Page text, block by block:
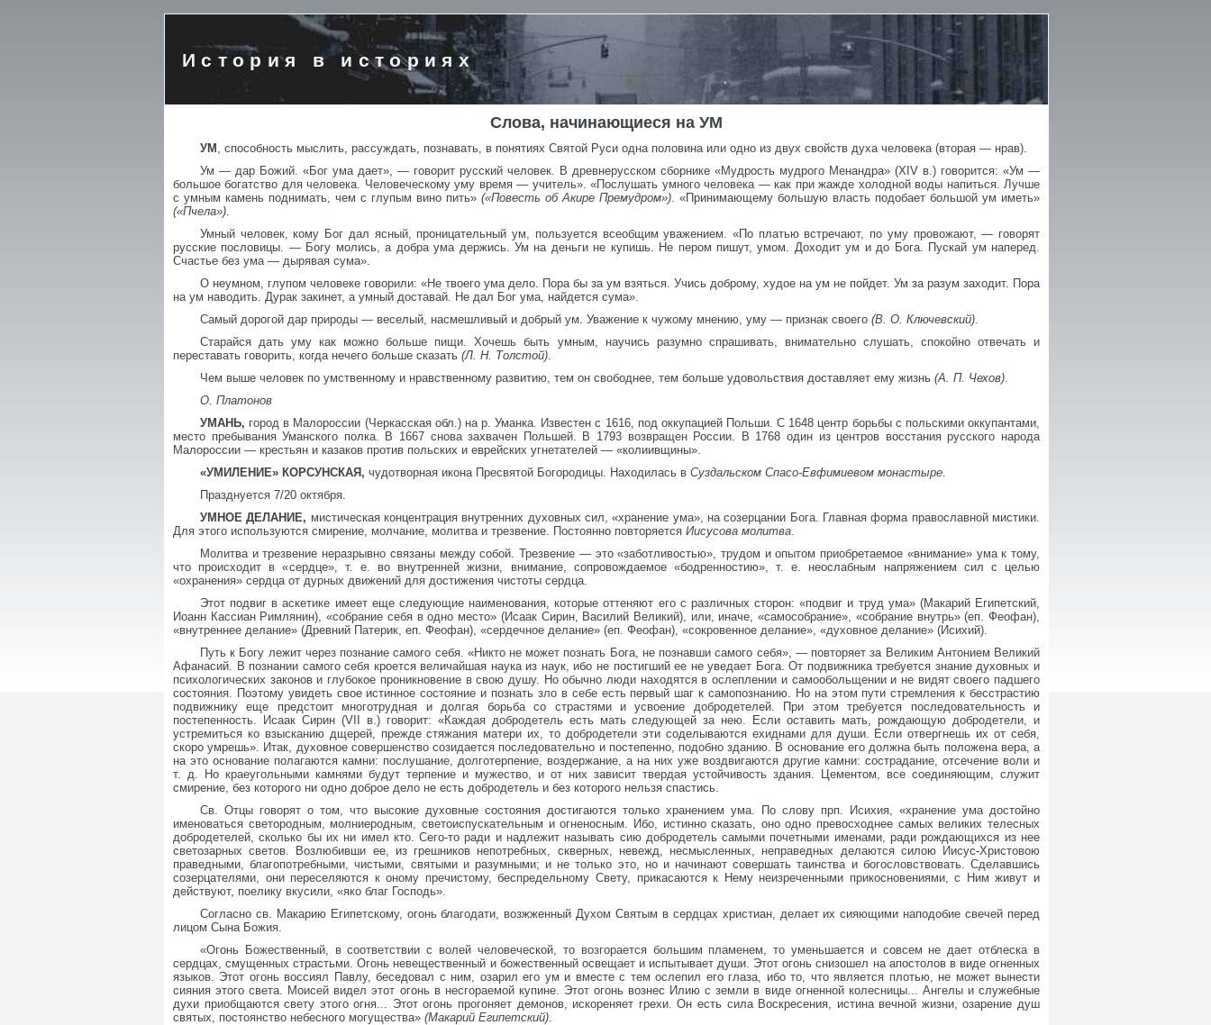
История в историях
Слова, начинающиеся на УМ
УМ , способность мыслить, рассуждать, познавать, в понятиях Святой Руси одна половина или одно из двух свойств духа человека (вторая — нрав).
Ум — дар Божий. «Бог ума дает», — говорит русский человек. В древнерусском сборнике «Мудрость мудрого Менандра» (XIV в.) говорится: «Ум —
большое богатство для человека. Человеческому уму время — учитель». «Послушать умного человека — как при жажде холодной воды напиться. Лучше
с умным камень поднимать, чем с глупым вино пить» («Повесть об Акире Премудром»). «Принимающему большую власть подобает большой ум иметь»
(«Пчела»).
Умный человек, кому Бог дал ясный, проницательный ум, пользуется всеобщим уважением. «По платью встречают, по уму провожают, — говорят
русские пословицы. — Богу молись, а добра ума держись. Ум на деньги не купишь. Не пером пишут, умом. Доходит ум и до Бога. Пускай ум наперед.
Счастье без ума — дырявая сума».
О неумном, глупом человеке говорили: «Не твоего ума дело. Пора бы за ум взяться. Учись доброму, худое на ум не пойдет. Ум за разум заходит. Пора
на ум наводить. Дурак закинет, а умный доставай. Не дал Бог ума, найдется сума».
Самый дорогой дар природы — веселый, насмешливый и добрый ум. Уважение к чужому мнению, уму — признак своего (В. О. Ключевский).
Старайся дать уму как можно больше пищи. Хочешь быть умным, научись разумно спрашивать, внимательно слушать, спокойно отвечать и
переставать говорить, когда нечего больше сказать (Л. Н. Толстой).
Чем выше человек по умственному и нравственному развитию, тем он свободнее, тем больше удовольствия доставляет ему жизнь (А. П. Чехов).
О. Платонов
УМАНЬ, город в Малороссии (Черкасская обл.) на р. Уманка. Известен с 1616, под оккупацией Польши. С 1648 центр борьбы с польскими оккупантами,
место пребывания Уманского полка. В 1667 снова захвачен Польшей. В 1793 возвращен России. В 1768 один из центров восстания русского народа
Малороссии — крестьян и казаков против польских и еврейских угнетателей — «колиивщины».
«УМИЛЕНИЕ» КОРСУНСКАЯ, чудотворная икона Пресвятой Богородицы. Находилась в Суздальском Спасо-Евфимиевом монастыре.
Празднуется 7/20 октября.
УМНОЕ ДЕЛАНИЕ, мистическая концентрация внутренних духовных сил, «хранение ума», на созерцании Бога. Главная форма православной мистики.
Для этого используются смирение, молчание, молитва и трезвение. Постоянно повторяется Иисусова молитва.
Молитва и трезвение неразрывно связаны между собой. Трезвение — это «заботливостью», трудом и опытом приобретаемое «внимание» ума к тому,
что происходит в «сердце», т. е. во внутренней жизни, внимание, сопровождаемое «бодренностию», т. е. неослабным напряжением сил с целью
«охранения» сердца от дурных движений для достижения чистоты сердца.
Этот подвиг в аскетике имеет еще следующие наименования, которые оттеняют его с различных сторон: «подвиг и труд ума» (Макарий Египетский,
Иоанн Кассиан Римлянин), «собрание себя в одно место» (Исаак Сирин, Василий Великий), или, иначе, «самособрание», «собрание внутрь» (еп. Феофан),
«внутреннее делание» (Древний Патерик, еп. Феофан), «сердечное делание» (еп. Феофан), «сокровенное делание», «духовное делание» (Исихий).
Путь к Богу лежит через познание самого себя. «Никто не может познать Бога, не познавши самого себя», — повторяет за Великим Антонием Великий
Афанасий. В познании самого себя кроется величайшая наука из наук, ибо не постигший ее не уведает Бога. От подвижника требуется знание духовных и
психологических законов и глубокое проникновение в свою душу. Но обычно люди находятся в ослеплении и самообольщении и не видят своего падшего
состояния. Поэтому увидеть свое истинное состояние и познать зло в себе есть первый шаг к самопознанию. Но на этом пути стремления к бесстрастию
подвижнику еще предстоит многотрудная и долгая борьба со страстями и усвоение добродетелей. При этом требуется последовательность и
постепенность. Исаак Сирин (VII в.) говорит: «Каждая добродетель есть мать следующей за нею. Если оставить мать, рождающую добродетели, и
устремиться ко взысканию дщерей, прежде стяжания матери их, то добродетели эти соделываются ехиднами для души. Если отвергнешь их от себя,
скоро умрешь». Итак, духовное совершенство созидается последовательно и постепенно, подобно зданию. В основание его должна быть положена вера, а
на это основание полагаются камни: послушание, долготерпение, воздержание, а на них уже воздвигаются другие камни: сострадание, отсечение воли и
т. д. Но краеугольными камнями будут терпение и мужество, и от них зависит твердая устойчивость здания. Цементом, все соединяющим, служит
смирение, без которого ни одно доброе дело не есть добродетель и без которого нельзя спастись.
Св. Отцы говорят о том, что высокие духовные состояния достигаются только хранением ума. По слову прп. Исихия, «хранение ума достойно
именоваться светородным, молниеродным, светоиспускательным и огненосным. Ибо, истинно сказать, оно одно превосходнее самых великих телесных
добродетелей, сколько бы их ни имел кто. Сего-то ради и надлежит называть сию добродетель самыми почетными именами, ради рождающихся из нее
светозарных светов. Возлюбивши ее, из грешников непотребных, скверных, невежд, несмысленных, неправедных делаются силою Иисус-Христовою
праведными, благопотребными, чистыми, святыми и разумными; и не только это, но и начинают совершать таинства и богословствовать. Сделавшись
созерцателями, они переселяются к оному пречистому, беспредельному Свету, прикасаются к Нему неизреченными прикосновениями, с Ним живут и
действуют, поелику вкусили, «яко благ Господь».
Согласно св. Макарию Египетскому, огонь благодати, возжженный Духом Святым в сердцах христиан, делает их сияющими наподобие свечей перед
лицом Сына Божия.
«Огонь Божественный, в соответствии с волей человеческой, то возгорается большим пламенем, то уменьшается и совсем не дает отблеска в
сердцах, смущенных страстьми. Огонь невещественный и божественный освещает и испытывает души. Этот огонь снизошел на апостолов в виде огненных
языков. Этот огонь воссиял Павлу, беседовал с ним, озарил его ум и вместе с тем ослепил его глаза, ибо то, что является плотью, не может вынести
сияния этого света. Моисей видел этот огонь в несгораемой купине. Этот огонь вознес Илию с земли в виде огненной колесницы... Ангелы и служебные
духи приобщаются свету этого огня... Этот огонь прогоняет демонов, искореняет грехи. Он есть сила Воскресения, истина вечной жизни, озарение душ
святых, постоянство небесного могущества» (Макарий Египетский).